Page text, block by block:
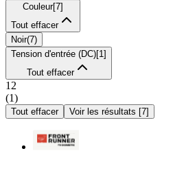
Couleur[7]
Tout effacer
Noir(7)
Tension d'entrée (DC)[1 ]
Tout effacer
12
(1)
Tout effacer Voir les résultats [7]